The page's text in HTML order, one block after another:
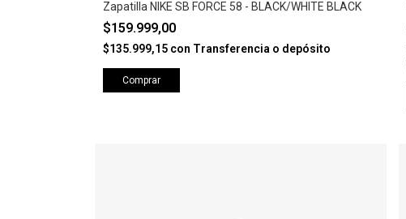
Zapatilla NIKE SB FORCE 58 - BLACK/WHITE BLACK
$159.999,00
$135.999,15 con Transferencia o depósito
Comprar